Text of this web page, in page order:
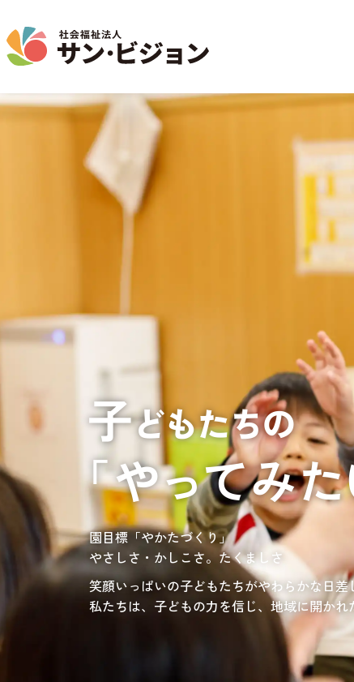
介護事業
介護の相談に乗
施設等に入所して介護
自宅に訪問
介護、リハビ
認定こども園、保育
保育事業
ジョイフル守山保育園
学童保育事業
サン・サンスクール
東山公園
法人について
法人概要 / 組織図
施設一覧
法人の取り組み
活動報告
サンサンワイナリー
お問い合わせ
お問い合わせ一覧
負担の少ない介護、ふれあいを大切にする介
愛知・岐阜・長野の3県下で38施設・151事
社会福祉法人サン・ビジョンでは、今後ま
園目標「やかたづくり」
やさしさ・かしこさ。たくましさ
笑顔いっぱいの子どもたちがやわらかな日
私たちは、子どもの力を信じ、地域に開か
サンサン・スクール東山公園では、小学生の
宿題・クラブ活動(英語・習字・選択)などの
通所介護
居宅介護支援
グレイスフル砧公園
東京都世田谷区大蔵3丁目4番12号
お問い合わせ先
03-6411-5781
担当：宮澤